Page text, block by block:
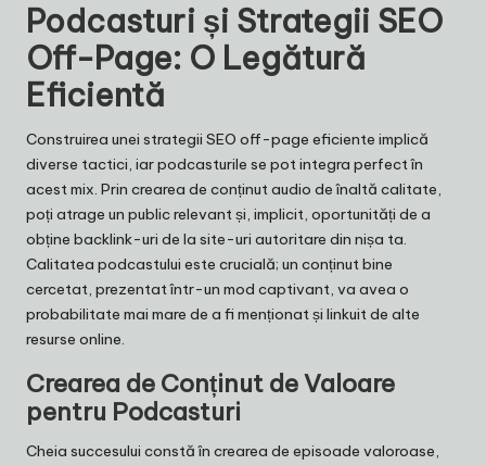
Podcasturi și Strategii SEO
Off-Page: O Legătură
Eficientă
Construirea unei strategii SEO off-page eficiente implică
diverse tactici, iar podcasturile se pot integra perfect în
acest mix. Prin crearea de conținut audio de înaltă calitate,
poți atrage un public relevant și, implicit, oportunități de a
obține backlink-uri de la site-uri autoritare din nișa ta.
Calitatea podcastului este crucială; un conținut bine
cercetat, prezentat într-un mod captivant, va avea o
probabilitate mai mare de a fi menționat și linkuit de alte
resurse online.
Crearea de Conținut de Valoare
pentru Podcasturi
Cheia succesului constă în crearea de episoade valoroase,